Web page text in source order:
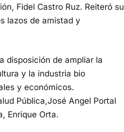
Fidel Castro Ruz. Reiteró su
lazos de amistad y
disposición de ampliar la
y la industria bio
y económicos.
Pública,José Angel Portal
Enrique Orta.